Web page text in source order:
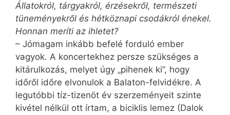
Állatokról, tárgyakról, érzésekről, természeti
tüneményekről és hétköznapi csodákról énekel.
Honnan meríti az ihletet?
– Jómagam inkább befelé forduló ember
vagyok. A koncertekhez persze szükséges a
kitárulkozás, melyet úgy „pihenek ki”, hogy
időről időre elvonulok a Balaton-felvidékre. A
legutóbbi tíz-tizenöt év szerzeményeit szinte
kivétel nélkül ott írtam, a biciklis lemez (Dalok